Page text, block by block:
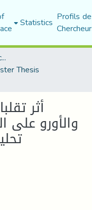
Statistics Profils
Faculty of Economic Sciences, Commerce and Management Sciences
Thesis
أثر
والأورو على